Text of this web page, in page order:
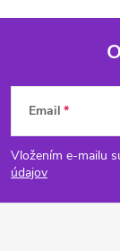
Z
á
p
Email
Vložením e-mailu
údajov